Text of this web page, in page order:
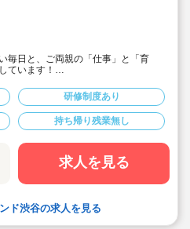
毎日と、ご両親の「仕事」と「育
ています！
持ち帰り残業なし
有給休暇の消化もしっかり出来る
実績のある育児休業をはじめとし
ています！
研修制度あり
持ち帰り残業無し
求人を見る
ド渋谷の求人を見る